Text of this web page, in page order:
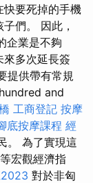
快要死掉的手機
們。 因此，
企業是不夠
來多次延長簽
提供帶有常規
and
工商登記 按摩
底按摩課程 經
。 為了實現這
宏觀經濟指
對於非匈